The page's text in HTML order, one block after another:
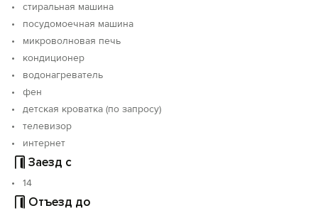
стиральная машина
посудомоечная машина
микроволновая печь
кондиционер
водонагреватель
фен
детская кроватка (по запросу)
телевизор
интернет
Заезд с
14
Отъезд до